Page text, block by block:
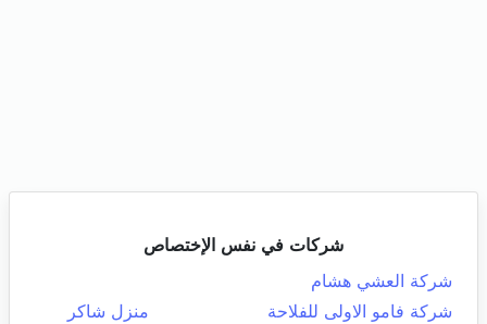
شركات في نفس الإختصاص
شركة العشي هشام
شركة فامو الاولى للفلاحة
منزل شاكر